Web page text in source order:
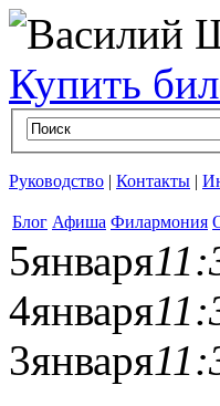
Купить
Руководство | Контакты |
Блог Афиша Филармония
5января
4января
3января